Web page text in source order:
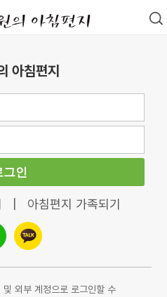
아침편지
그인
아침편지 가족되기
외부 계정으로 로그인할 수